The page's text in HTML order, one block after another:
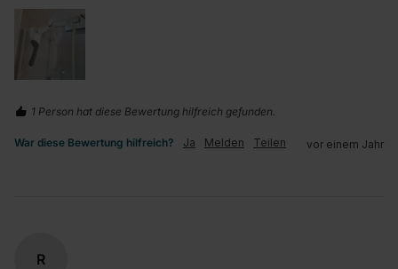
1 Person hat diese Bewertung hilfreich gefunden.
War diese Bewertung hilfreich? Ja Melden Teilen vor einem Jahr
R